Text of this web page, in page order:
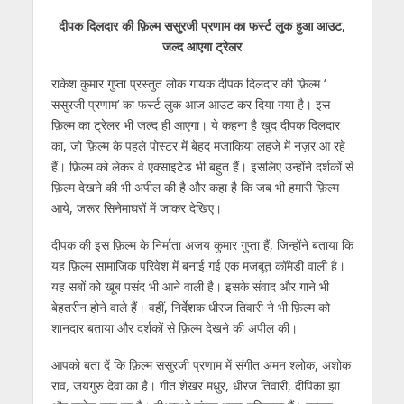
h
at
A
p
p
ac
e
o
o
k
w
itt
er
el
e
a
m
e
ss
n
g
er
n
k
dI
n
m
ai
l
h
ar
दीपक दिलदार की फ़िल्म ससुरजी प्रणाम का फर्स्ट लुक हुआ आउट,
जल्द आएगा ट्रेलर
राकेश कुमार गुप्ता प्रस्तुत लोक गायक दीपक दिलदार की फ़िल्म ‘
ससुरजी प्रणाम’ का फर्स्ट लुक आज आउट कर दिया गया है। इस
फ़िल्म का ट्रेलर भी जल्द ही आएगा। ये कहना है खुद दीपक दिलदार
का, जो फ़िल्म के पहले पोस्टर में बेहद मजाकिया लहजे में नज़र आ रहे
हैं। फ़िल्म को लेकर वे एक्साइटेड भी बहुत हैं। इसलिए उन्होंने दर्शकों से
फ़िल्म देखने की भी अपील की है और कहा है कि जब भी हमारी फ़िल्म
आये, जरूर सिनेमाघरों में जाकर देखिए।
दीपक की इस फ़िल्म के निर्माता अजय कुमार गुप्ता हैं, जिन्होंने बताया कि
यह फ़िल्म सामाजिक परिवेश में बनाई गई एक मजबूत कॉमेडी वाली है।
यह सबों को खूब पसंद भी आने वाली है। इसके संवाद और गाने भी
बेहतरीन होने वाले हैं। वहीं, निर्देशक धीरज तिवारी ने भी फ़िल्म को
शानदार बताया और दर्शकों से फ़िल्म देखने की अपील की।
आपको बता दें कि फ़िल्म ससुरजी प्रणाम में संगीत अमन श्लोक, अशोक
राव, जयगुरु देवा का है। गीत शेखर मधुर, धीरज तिवारी, दीपिका झा